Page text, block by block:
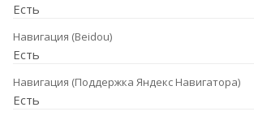
Есть
Навигация (Beidou)
Есть
Навигация (Поддержка Яндекс Навигатора)
Есть